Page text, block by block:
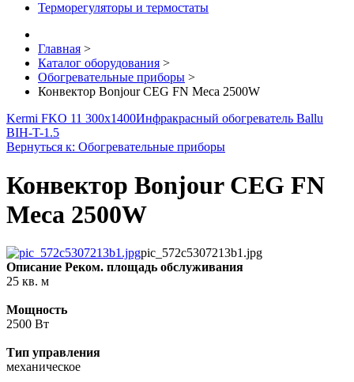
Терморегуляторы и термостаты
Главная >
Каталог оборудования >
Обогревательные приборы >
Конвектор Bonjour CEG FN Meca 2500W
Kermi FKO 11 300x1400Инфракрасный обогреватель Ballu
BIH-T-1.5
Вернуться к: Обогревательные приборы
Конвектор Bonjour CEG FN
Meca 2500W
pic_572c5307213b1.jpg
Описание Реком. площадь обслуживания
25 кв. м
Мощность
2500 Вт
Тип управления
механическое